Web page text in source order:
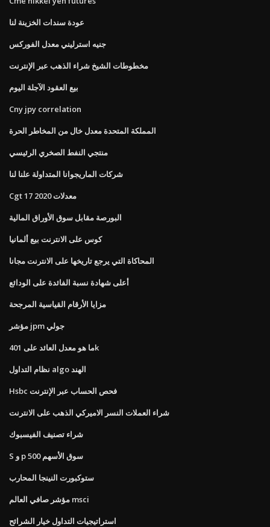
عودة سندات الخزينة لنا
جنيه استرليني معدل الفوركس
مخطوطات الشيخ شراء الذهب عبر الإنترنت
بيع العقود الآجلة اليوم
Cny jpy correlation
المملكة المتحدة معدل خال من المخاطر الحرة
منتجي النفط الصخري الرئيسي
شركات الماريجوانا المتداولة علنا ​​لنا
Cgt معدلات 2020 17
البورصة مقابل سوق الأوراق المالية
كوس على الانترنت بيع ألمانيا
المحاكاة التي يرجع تاريخها على الانترنت مجانا
أعلى شهادة نسبة الفائدة على الودائع
مزايا الأرقام القياسية المرجحة
مؤشر jpm جولي
ما هو معدل العائد على 401k
نظام التداول algo الهند
Hsbc فحص الحساب عبر الإنترنت
شراء العملات النسر الاميركي الذهب على الانترنت
شراء تصنيف الفيسبوك
S و p 500 سوق الأسهم
ستوكبورت النينجا المحارب
مؤشر صافي العالم msci
استراتيجيات التداول خيار الشرائح